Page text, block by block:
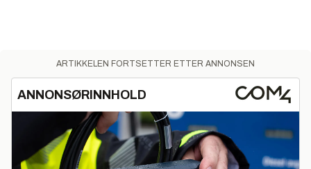
ARTIKKELEN FORTSETTER ETTER ANNONSEN
ANNONSØRINNHOLD